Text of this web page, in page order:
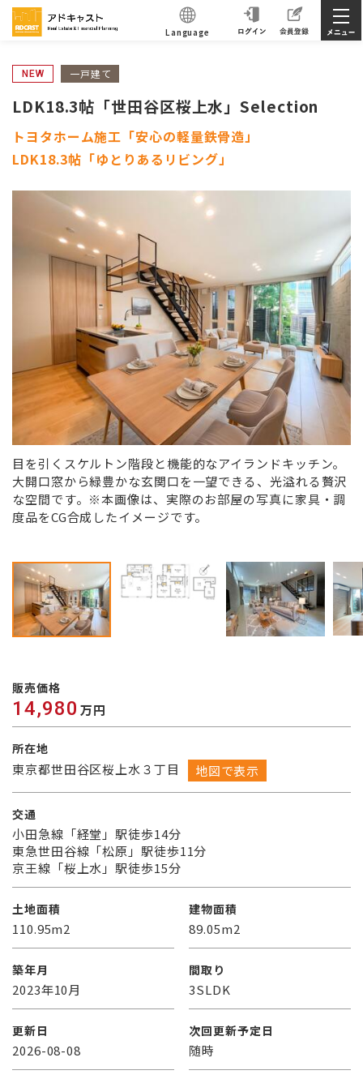
Language
NEW 一戸建て
LDK18.3帖「世田谷区桜上水」Selection
トヨタホーム施工「安心の軽量鉄骨造」
LDK18.3帖「ゆとりあるリビング」
目を引くスケルトン階段と機能的なアイランドキッチン。
大開口窓から緑豊かな玄関口を一望できる、光溢れる贅沢
な空間です。※本画像は、実際のお部屋の写真に家具・調
度品をCG合成したイメージです。
販売価格
14,980 万円
所在地
東京都世田谷区桜上水３丁目 地図で表示
交通
小田急線「経堂」駅徒歩14分
東急世田谷線「松原」駅徒歩11分
京王線「桜上水」駅徒歩15分
土地面積
110.95m2
建物面積
89.05m2
築年月
2023年10月
間取り
3SLDK
更新日
2026-08-08
次回更新予定日
随時